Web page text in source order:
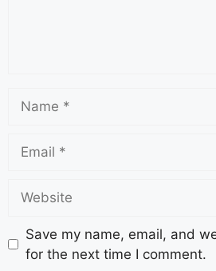
Save my name, email, and
for the next time I comment.